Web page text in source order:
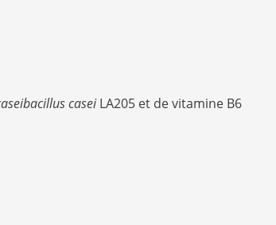
caseiLA205 et de vitamine B6